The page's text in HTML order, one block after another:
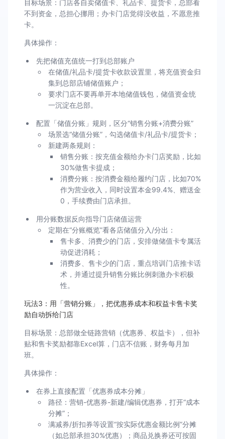
目标场景：门店各自卖储值卡、礼品卡、提货卡，总部看
不到资金，总担心挪用；办卡门店觉得没收益，不愿意推
卡。
具体操作：
先把储值充值统一打到总部账户
在储值/礼品卡/提货卡收款设置里，将充值资金归
集到总部店铺储值账户；
要求门店不要再单开本地储值钱包，储值资金统
一沉淀在总部。
配置「储值分账」规则，区分“销售分账+消费分账”
场景选“储值分账”，勾选储值卡/礼品卡/提货卡；
新建两条规则：
销售分账：按充值金额给办卡门店奖励，比如
30%做售卡提成；
消费分账：按消费金额给履约门店，比如70%
作为营业收入，同时设置本金99.4%、赠送金
0，手续费由门店承担。
用分账数据反向指导门店储值运营
定期在“分账概览”看各店储值分入/分出：
售卡多、消费少的门店，安排做储值卡专属活
动促进消耗；
消费多、售卡少的门店，重点培训门店推卡话
术，并通过提升销售分账比例刺激办卡积极
性。
玩法3：用「营销分账」，把优惠券成本和权益卡售卡奖
励自动拆给门店
目标场景：总部做全链路营销（优惠券、权益卡），但补
贴和售卡奖励都靠Excel算，门店不信账，财务每月加
班。
具体操作：
在券上直接配置「优惠券成本分摊」
路径：营销-优惠券-新建/编辑优惠券，打开“成本
分摊”；
满减券/折扣券等设置“按实际优惠金额比例”分摊
（如总部承担30%优惠）；商品兑换券还可按固